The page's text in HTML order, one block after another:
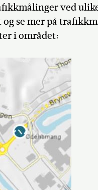
ved
se mer på
i området: